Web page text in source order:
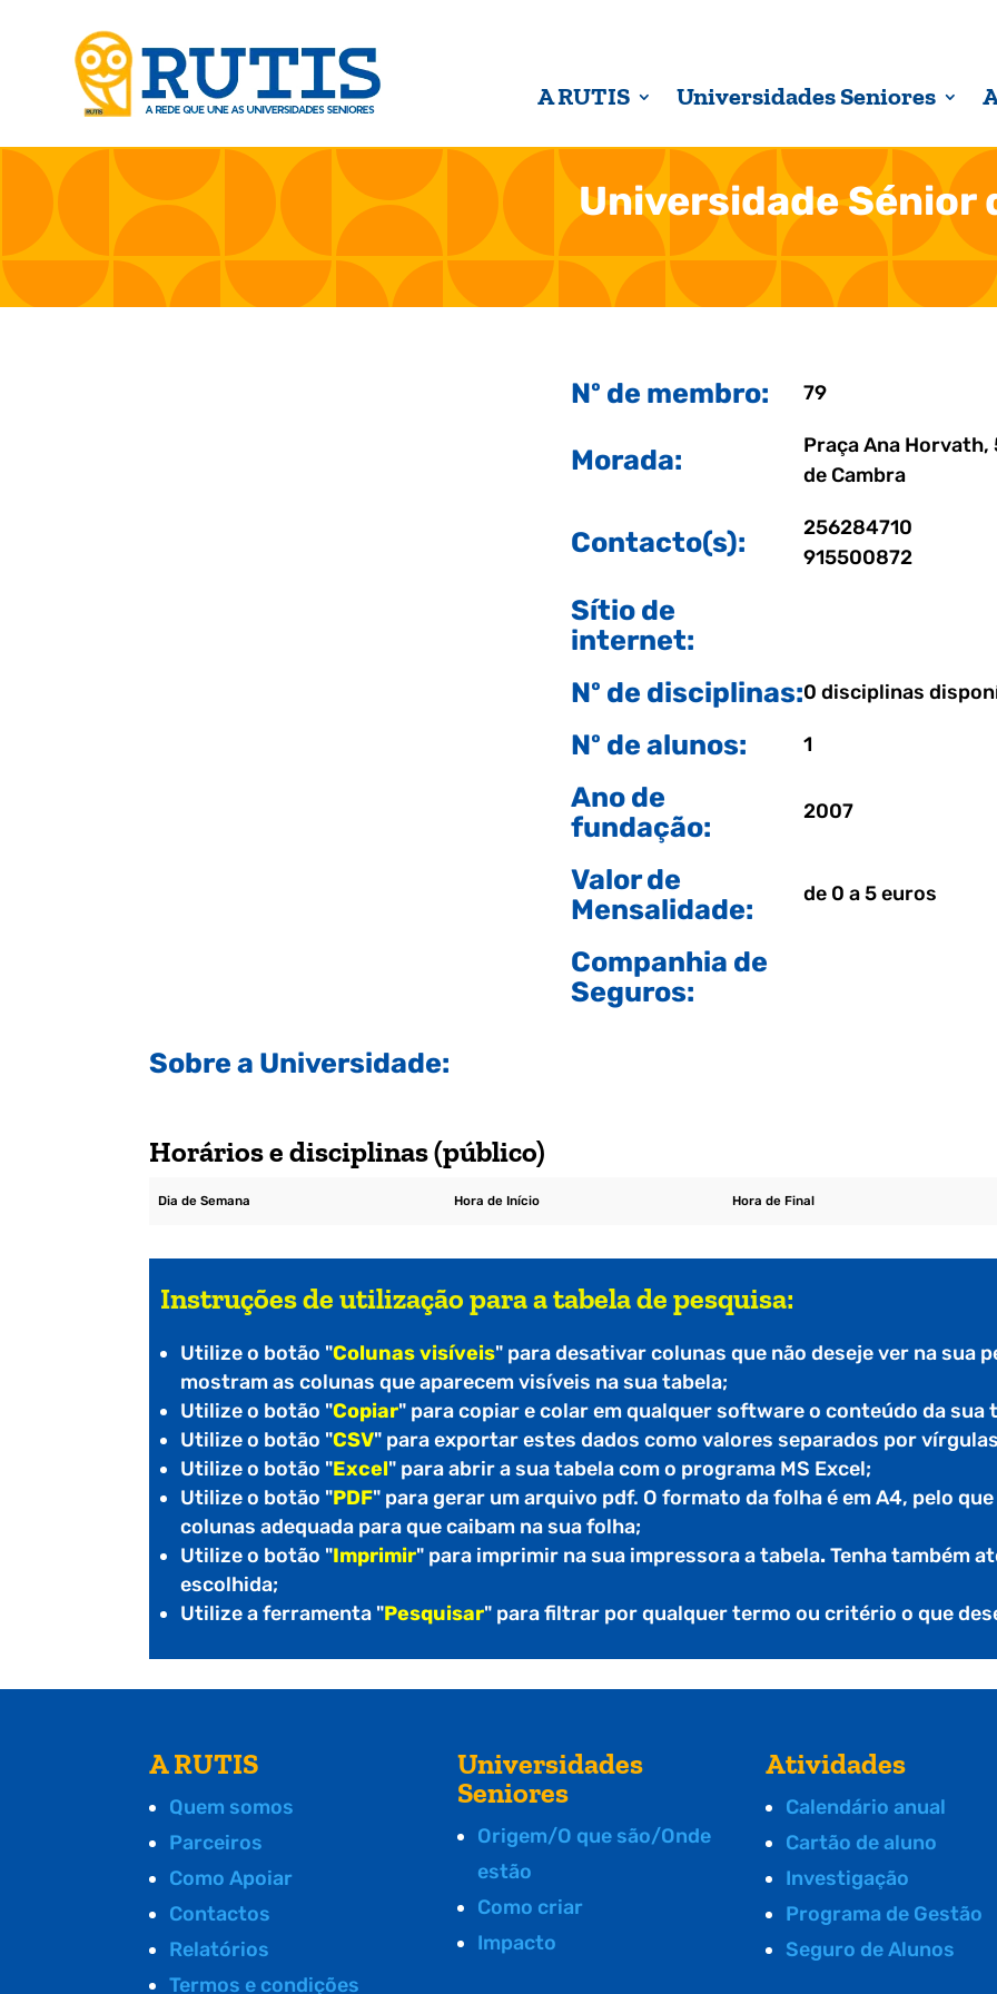
A RUTIS Universidades Seniores
Universidade Sénior
Nº de membro: 79
Morada:
Praça Ana Horvath,
de Cambra
Contacto(s):
256284710
915500872
Sítio de
internet:
Nº de disciplinas:0 disciplinas
Nº de alunos: 1
Ano de
fundação:
2007
Valor de
Mensalidade:
de 0 a 5 euros
Companhia de
Seguros:
Sobre a Universidade:
Horários e disciplinas (público)
Dia de Semana Hora de Início Hora de Final
Instruções de utilização para a tabela de pesquisa:
Utilize o botão "Colunas visíveis" para desativar colunas que não deseje ver na sua
mostram as colunas que aparecem visíveis na sua tabela;
Utilize o botão "Copiar" para copiar e colar em qualquer software o conteúdo da sua
Utilize o botão "CSV" para exportar estes dados como valores separados por
Utilize o botão "Excel" para abrir a sua tabela com o programa MS Excel;
Utilize o botão "PDF" para gerar um arquivo pdf. O formato da folha é em A4, pelo
colunas adequada para que caibam na sua folha;
Utilize o botão "Imprimir" para imprimir na sua impressora a tabela.Tenha também
escolhida;
Utilize a ferramenta "Pesquisar" para filtrar por qualquer termo ou critério o que
A RUTIS
Quem somos
Parceiros
Como Apoiar
Contactos
Relatórios
Termos e condições
Universidades
Seniores
Origem/O que são/Onde
estão
Como criar
Impacto
Atividades
Calendário anual
Cartão de aluno
Investigação
Programa de Gestão
Seguro de Alunos